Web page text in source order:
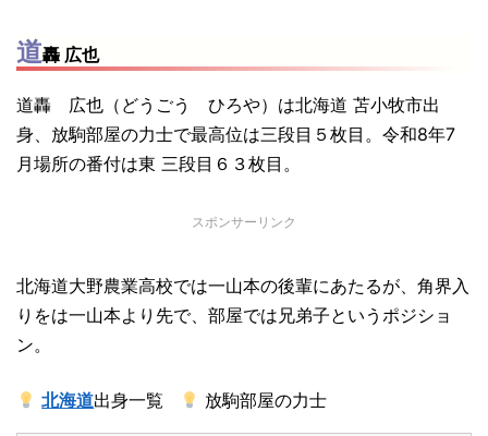
道轟 広也
道轟 広也（どうごう ひろや）は北海道 苫小牧市出
身、放駒部屋の力士で最高位は三段目５枚目。令和8年7
月場所の番付は東 三段目６３枚目。
スポンサーリンク
北海道大野農業高校では一山本の後輩にあたるが、角界入
りをは一山本より先で、部屋では兄弟子というポジショ
ン。
北海道出身一覧 放駒部屋の力士